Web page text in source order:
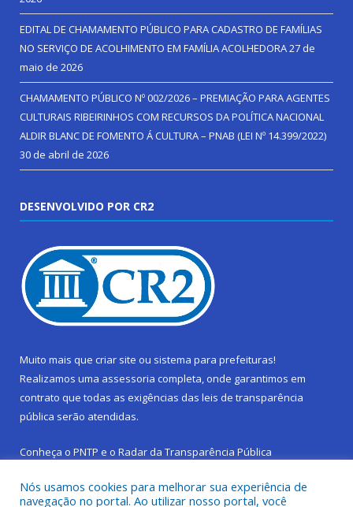
EDITAL DE CHAMAMENTO PÚBLICO PARA CADASTRO DE FAMÍLIAS
NO SERVIÇO DE ACOLHIMENTO EM FAMÍLIA ACOLHEDORA27 de
maio de 2026
CHAMAMENTO PÚBLICO Nº 002/2026 – PREMIAÇÃO PARA AGENTES
CULTURAIS RIBEIRINHOS COM RECURSOS DA POLÍTICA NACIONAL
ALDIR BLANC DE FOMENTO Á CULTURA – PNAB (LEI Nº 14.399/2022)
30 de abril de 2026
DESENVOLVIDO POR CR2
Muito mais que criar site ou sistema para prefeituras!
Realizamos uma assessoria completa, onde garantimos em
contrato que todas as exigências das leis de transparência
pública serão atendidas.
Conheça o PNTP e o Radar da Transparência Pública
Nós usamos cookies para melhorar sua experiência de
navegação no portal. Ao utilizar nosso portal, você